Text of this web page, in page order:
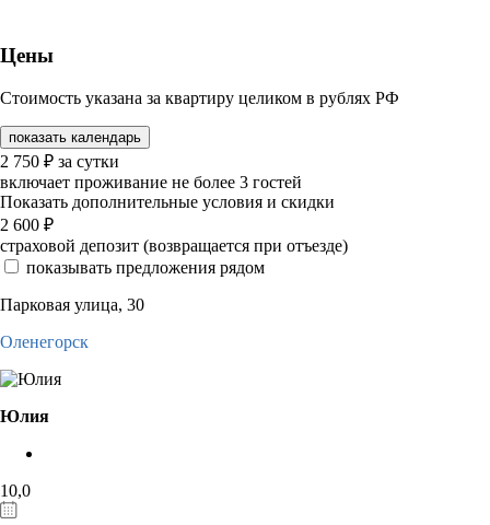
Цены
Стоимость указана за квартиру целиком в рублях РФ
показать календарь
2 750 ₽ за сутки
включает проживание не более 3 гостей
Показать дополнительные условия и скидки
2 600 ₽
страховой депозит (возвращается при отъезде)
показывать предложения рядом
Парковая улица, 30
Оленегорск
Юлия
10,0